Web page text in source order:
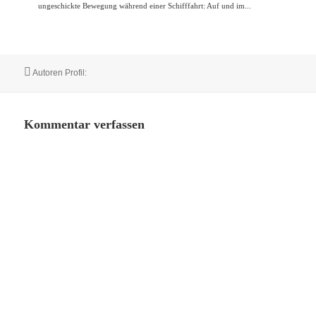
ungeschickte Bewegung während einer Schifffahrt: Auf und im...
Autor
Autoren Profil:
Kommentar verfassen